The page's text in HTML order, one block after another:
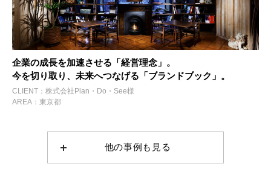
企業の成長を加速させる「経営理念」。
今を切り取り、未来へつなげる「ブランドブック」。
CLIENT：株式会社Plan・Do・See様
AREA：東京都
他の事例も見る